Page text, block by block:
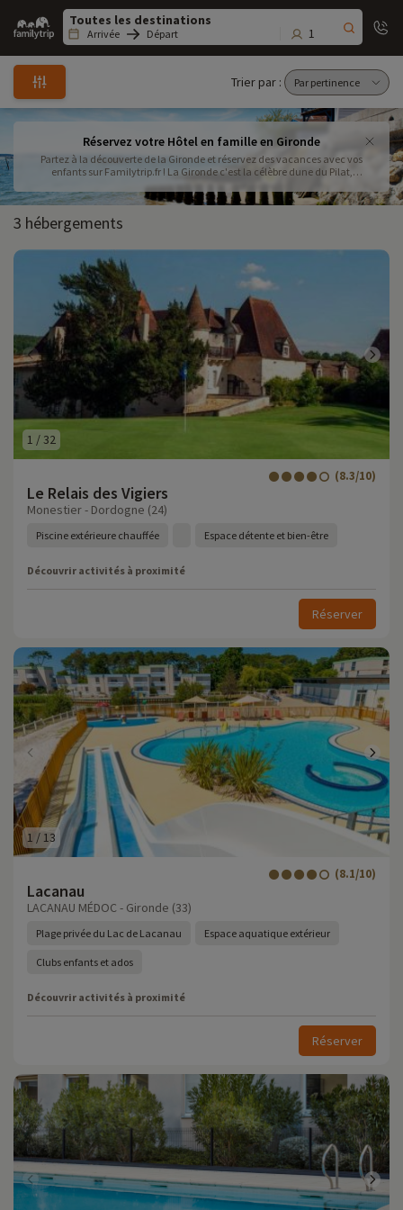
Family
trip
Arrivée Départ 1
Trier par :
Réservez votre Hôtel en famille en Gironde
Partez à la découverte de la Gironde et réservez des vacances avec vos
enfants sur Familytrip.fr ! La Gironde c'est la célèbre dune du Pilat,
Bordeaux, ses vignes, le bassin d'arcachon, le Cap Ferret...mais aussi sa
gastronomie et ce que l'on connaît moins ce sont ses marais : du Verdon, de
Bruges ou encore de Soussans
3 hébergements
1 /32
Le Relais des Vigiers
(8.3/10)
Monestier - Dordogne (24)
Piscine extérieure chauffée Espace détente et bien-être
Découvrir activités à proximité
Réserver
1 / 13
Lacanau
(8.1/10)
LACANAU MÉDOC - Gironde (33)
Plage privée du Lac de Lacanau Espace aquatique extérieur
Clubs enfants et ados
Découvrir activités à proximité
Réserver